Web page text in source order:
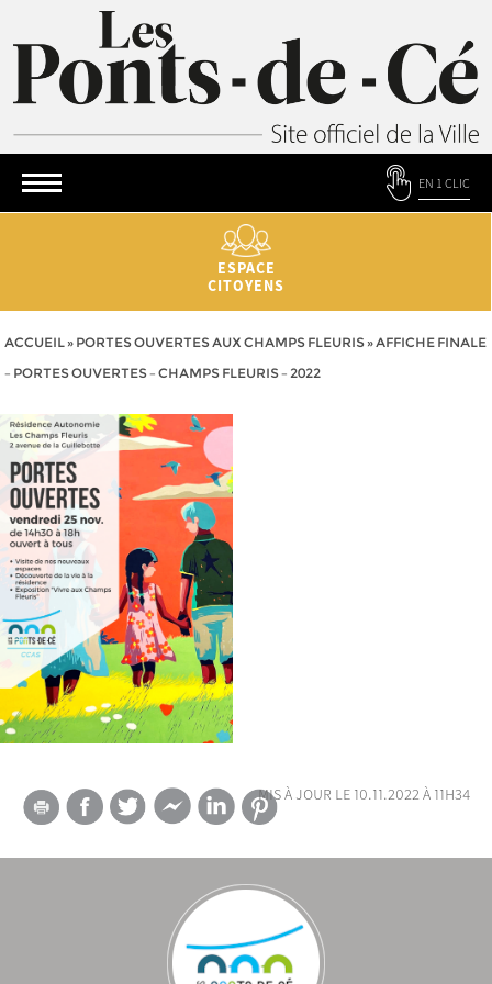
EN 1 CLIC
ESPACE
CITOYENS
ACCUEIL» PORTES OUVERTES AUX CHAMPS FLEURIS»AFFICHE FINALE
– PORTES OUVERTES – CHAMPS FLEURIS – 2022
mis à jour le 10.11.2022 à 11h34